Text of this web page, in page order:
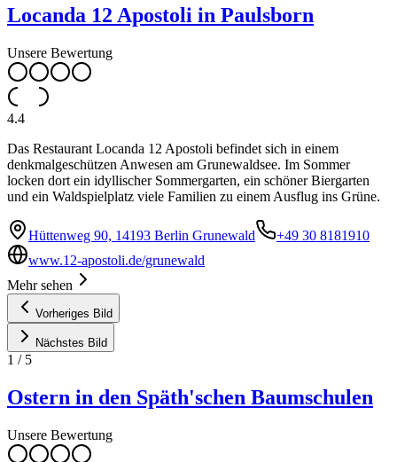
Locanda 12 Apostoli in Paulsborn
Unsere Bewertung
4.4
Das Restaurant Locanda 12 Apostoli befindet sich in einem
denkmalgeschützen Anwesen am Grunewaldsee. Im Sommer
locken dort ein idyllischer Sommergarten, ein schöner Biergarten
und ein Waldspielplatz viele Familien zu einem Ausflug ins Grüne.
Hüttenweg 90, 14193 Berlin Grunewald
+49 30 8181910
www.12-apostoli.de/grunewald
Mehr sehen
Vorheriges Bild
Nächstes Bild
1 / 5
Ostern in den Späth'schen Baumschulen
Unsere Bewertung